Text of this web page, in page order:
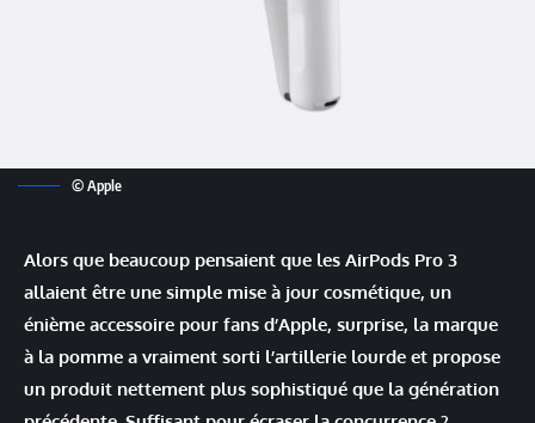
© Apple
Alors que beaucoup pensaient que les AirPods Pro 3
allaient être une simple mise à jour cosmétique, un
énième accessoire pour fans d’Apple, surprise, la marque
à la pomme a vraiment sorti l’artillerie lourde et propose
un produit nettement plus sophistiqué que la génération